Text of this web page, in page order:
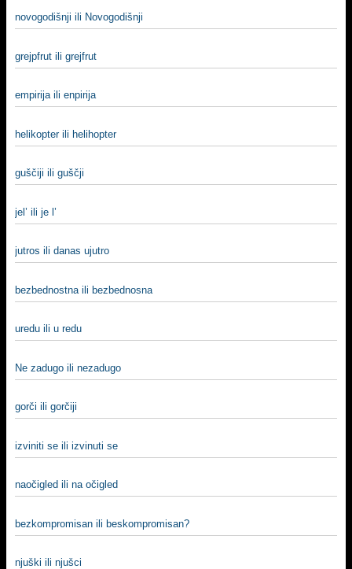
novogodišnji ili Novogodišnji
grejpfrut ili grejfrut
empirija ili enpirija
helikopter ili helihopter
guščiji ili guščji
jel’ ili je l’
jutros ili danas ujutro
bezbednostna ili bezbednosna
uredu ili u redu
Ne zadugo ili nezadugo
gorči ili gorčiji
izviniti se ili izvinuti se
naočigled ili na očigled
bezkompromisan ili beskompromisan?
njuški ili njušci